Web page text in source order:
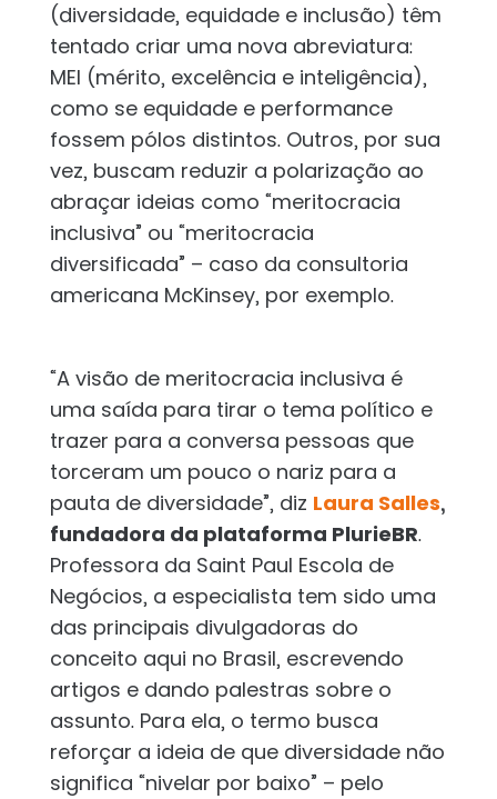
(diversidade, equidade e inclusão) têm
tentado criar uma nova abreviatura:
MEI (mérito, excelência e inteligência),
como se equidade e performance
fossem pólos distintos. Outros, por sua
vez, buscam reduzir a polarização ao
abraçar ideias como “meritocracia
inclusiva” ou “meritocracia
diversificada” – caso da consultoria
americana McKinsey, por exemplo.
“A visão de meritocracia inclusiva é
uma saída para tirar o tema político e
trazer para a conversa pessoas que
torceram um pouco o nariz para a
pauta de diversidade”, diz Laura Salles,
fundadora da plataforma PlurieBR.
Professora da Saint Paul Escola de
Negócios, a especialista tem sido uma
das principais divulgadoras do
conceito aqui no Brasil, escrevendo
artigos e dando palestras sobre o
assunto. Para ela, o termo busca
reforçar a ideia de que diversidade não
significa “nivelar por baixo” – pelo